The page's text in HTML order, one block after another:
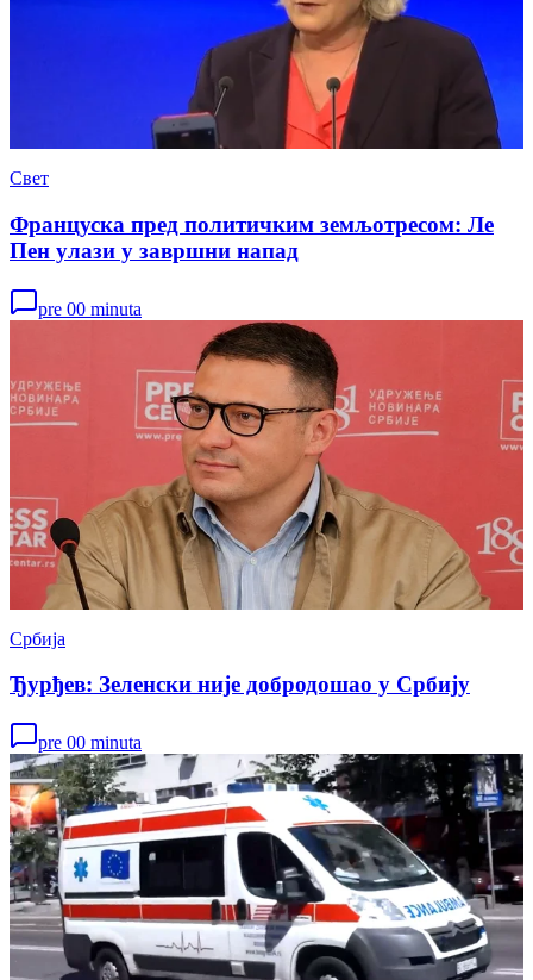
Свет
Француска пред политичким земљотресом: Ле
Пен улази у завршни напад
pre 00 minuta
Србија
Ђурђев: Зеленски није добродошао у Србију
pre 00 minuta